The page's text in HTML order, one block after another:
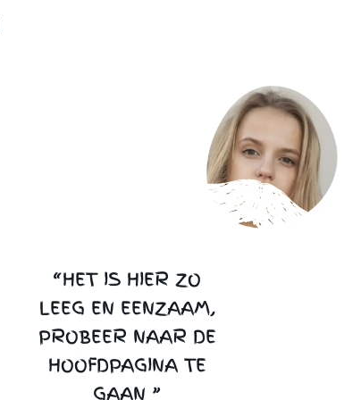
“HET IS HIER ZO
LEEG EN EENZAAM,
PROBEER NAAR DE
HOOFDPAGINA TE
GAAN ”